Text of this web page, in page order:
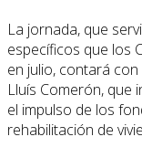
La jornada, que
específicos que los
en julio, contará con
Lluís Comerón, que
el impulso de los
rehabilitación de